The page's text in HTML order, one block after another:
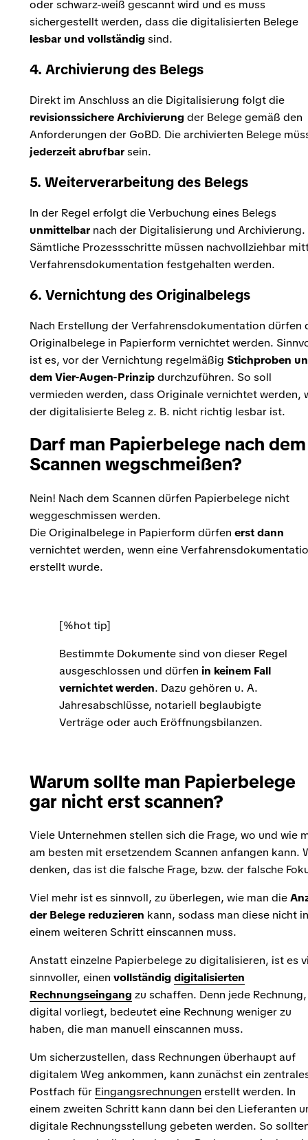
oder schwarz-weiß gescannt wird und es muss
sichergestellt werden, dass die digitalisierten Belege
lesbar und vollständig sind.
4. Archivierung des Belegs
Direkt im Anschluss an die Digitalisierung folgt die
revisionssichere Archivierung der Belege gemäß den
Anforderungen der GoBD. Die archivierten Belege
jederzeit abrufbarsein.
5. Weiterverarbeitung des Belegs
In der Regel erfolgt die Verbuchung eines Belegs
unmittelbar nach der Digitalisierung und Archivierung.
Sämtliche Prozessschritte müssen nachvollziehbar
Verfahrensdokumentation festgehalten werden.
6. Vernichtung des Originalbelegs
Nach Erstellung der Verfahrensdokumentation dürfen
Originalbelege in Papierform vernichtet werden.
ist es, vor der Vernichtung regelmäßig Stichproben
dem Vier-Augen-Prinzipdurchzuführen. So soll
vermieden werden, dass Originale vernichtet werden,
der digitalisierte Beleg z. B. nicht richtig lesbar ist.
Darf man Papierbelege nach dem
Scannen wegschmeißen?
Nein! Nach dem Scannen dürfen Papierbelege nicht
weggeschmissen werden.
Die Originalbelege in Papierform dürfen erst dann
vernichtet werden, wenn eine
erstellt wurde.
[%hot tip]
Bestimmte Dokumente sind von dieser Regel
ausgeschlossen und dürfen in keinem Fall
vernichtet werden. Dazu gehören u. A.
Jahresabschlüsse, notariell beglaubigte
Verträge oder auch Eröffnungsbilanzen.
Warum sollte man Papierbelege
gar nicht erst scannen?
Viele Unternehmen stellen sich die Frage, wo und wie
am besten mit ersetzendem Scannen anfangen kann.
denken, das ist die falsche Frage, bzw. der falsche
Viel mehr ist es sinnvoll, zu überlegen, wie man die
der Belege reduzieren kann, sodass man diese nicht in
einem weiteren Schritt einscannen muss.
Anstatt einzelne Papierbelege zu digitalisieren, ist es
sinnvoller, einen vollständig digitalisierten
Rechnungseingangzu schaffen. Denn jede
digital vorliegt, bedeutet eine Rechnung weniger zu
haben, die man manuell einscannen muss.
Um sicherzustellen, dass Rechnungen überhaupt auf
digitalem Weg ankommen, kann zunächst ein
Postfach für Eingangsrechnungenerstellt werden. In
einem zweiten Schritt kann dann bei den Lieferanten
digitale Rechnungsstellung gebeten werden. So